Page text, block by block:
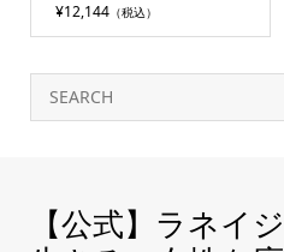
¥12,144（税込）
【公式】ラネイ